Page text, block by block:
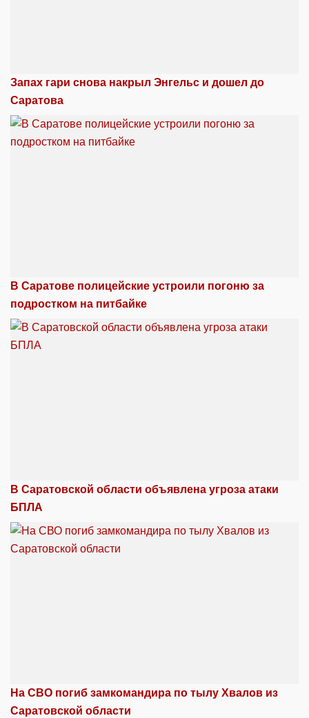
Запах гари снова накрыл Энгельс и дошел до
Саратова
В Саратове полицейские устроили погоню за
подростком на питбайке
В Саратовской области объявлена угроза атаки
БПЛА
На СВО погиб замкомандира по тылу Хвалов из
Саратовской области